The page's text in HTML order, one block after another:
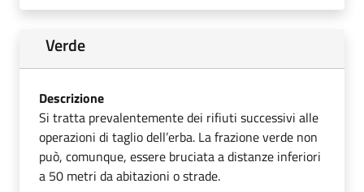
Verde
Descrizione
Si tratta prevalentemente dei rifiuti successivi alle
operazioni di taglio dell’erba. La frazione verde non
può, comunque, essere bruciata a distanze inferiori
a 50 metri da abitazioni o strade.